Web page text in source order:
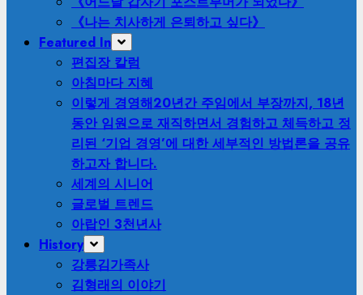
《나는 치사하게 은퇴하고 싶다》
Featured In
편집장 칼럼
아침마다 지혜
이렇게 경영해20년간 주임에서 부장까지, 18년
동안 임원으로 재직하면서 경험하고 체득하고 정
리된 ‘기업 경영’에 대한 세부적인 방법론을 공유
하고자 합니다.
세계의 시니어
글로벌 트렌드
아랍인 3천년사
History
강릉김가족사
김형래의 이야기